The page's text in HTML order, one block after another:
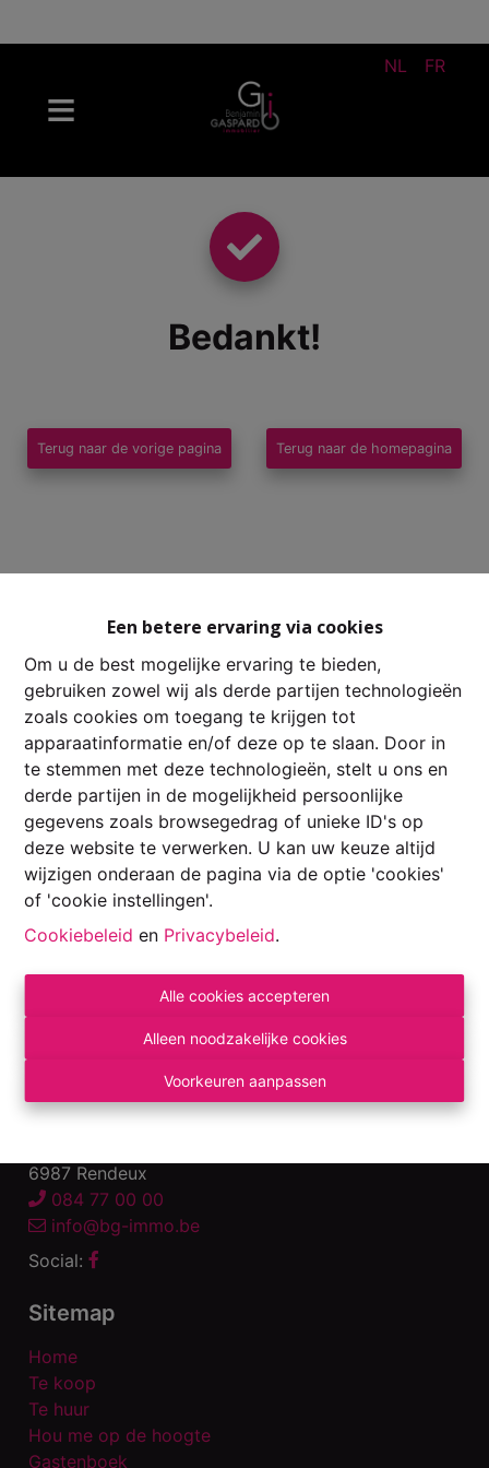
Een betere ervaring via cookies
Om u de best mogelijke ervaring te bieden,
gebruiken zowel wij als derde partijen technologieën
zoals cookies om toegang te krijgen tot
apparaatinformatie en/of deze op te slaan. Door in
te stemmen met deze technologieën, stelt u ons en
derde partijen in de mogelijkheid persoonlijke
gegevens zoals browsegedrag of unieke ID's op
deze website te verwerken. U kan uw keuze altijd
wijzigen onderaan de pagina via de optie 'cookies'
of 'cookie instellingen'.
Cookiebeleid en Privacybeleid.
Alle cookies accepteren
Alleen noodzakelijke cookies
Voorkeuren aanpassen
NL FR
Bedankt!
Terug naar de vorige pagina Terug naar de homepagina
Toezichthoudende autoriteit:
Beroepsinstituut van Vastgoedmakelaars,
Onderworpen aan dedeontologische code van
Privacy statement-Disclaimer
Contact us
6987 Rendeux
084 77 00 00
info@bg-immo.be
Social:
Sitemap
Home
Te koop
Te huur
Hou me op de hoogte
Gastenboek